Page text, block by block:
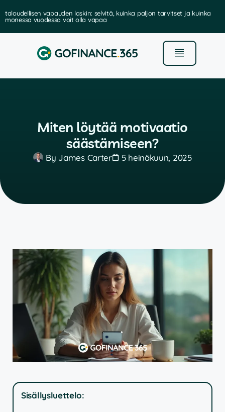
taloudellisen vapauden laskin: selvitä, kuinka paljon tarvitset ja kuinka
monessa vuodessa voit olla vapaa
Miten löytää motivaatio
säästämiseen?
By James Carter 5 heinäkuun, 2025
Sisällysluettelo: